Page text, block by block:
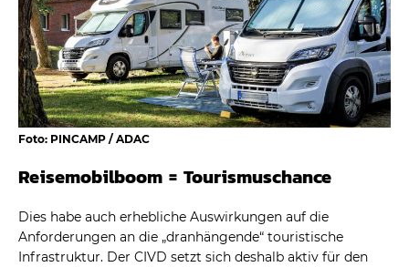
Foto: PINCAMP / ADAC
Reisemobilboom = Tourismuschance
Dies habe auch erhebliche Auswirkungen auf die
Anforderungen an die „dranhängende“ touristische
Infrastruktur. Der CIVD setzt sich deshalb aktiv für den